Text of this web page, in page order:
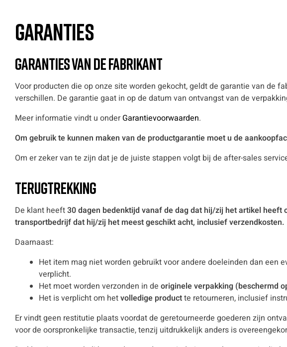
Garanties
Garanties van de fabrikant
Voor producten die op onze site worden gekocht, geldt de garantie van de
verschillen. De garantie gaat in op de datum van ontvangst van de
Meer informatie vindt u onderGarantievoorwaarden.
Om gebruik te kunnen maken van de productgarantie moet u de
Om er zeker van te zijn dat je de juiste stappen volgt bij de after-sales
Terugtrekking
De klant heeft30 dagen bedenktijd vanaf de dag dat hij/zij het artikel heeft
transportbedrijf dat hij/zij het meest geschikt acht, inclusief verzendkosten.
Daarnaast:
Het item mag niet worden gebruikt voor andere doeleinden dan een
verplicht.
Het moet worden verzonden in de originele verpakking (beschermd
Het is verplicht om hetvolledige productte retourneren, inclusief
Er vindt geen restitutie plaats voordat de geretourneerde goederen zijn
voor de oorspronkelijke transactie, tenzij uitdrukkelijk anders is